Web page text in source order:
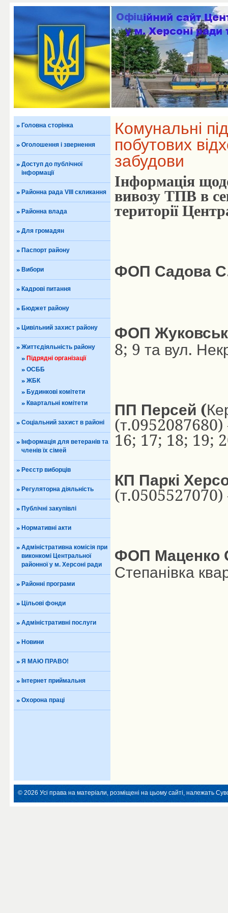
Головна сторінка
Оголошення і звернення
Доступ до публічної
інформації
Районна рада VIII скликання
Районна влада
Для громадян
Паспорт району
Вибори
Кадрові питання
Бюджет району
Цивільний захист району
Життєдіяльність району
Підрядні організації
ОСББ
ЖБК
Будинкові комітети
Квартальні комітети
Соціальний захист в районі
Інформація для ветеранів та
членів їх сімей
Реєстр виборців
Регуляторна діяльність
Публічні закупівлі
Нормативні акти
Адміністративна комісія при
виконкомі Центральної
районної у м. Херсоні ради
Районні програми
Цільові фонди
Адміністративні послуги
Новини
Я МАЮ ПРАВО!
Інтернет приймальня
Охорона праці
Комунальні
побутових
забудови
Інформація
вивозу ТПВ в
території
ФОП Садова С
ФОП
8; 9 та вул.
ПП Персей (
(т
16; 17; 18; 19;
КП Паркі
(т
ФОП Маценко
Степанівка
© 2026 Усі права на матеріали, розміщені на цьому сайті, належать